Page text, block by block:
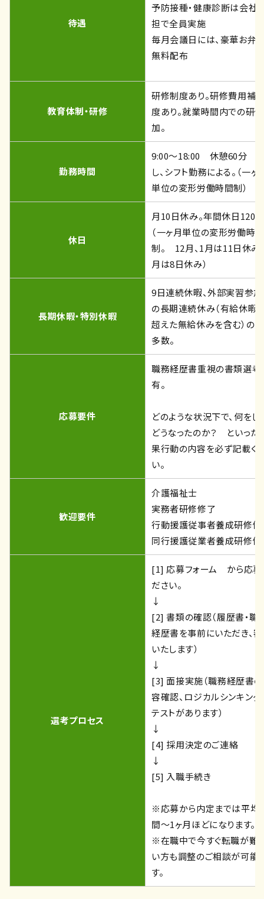
待遇
予防接種・健康診断は会社
担で全員実施
毎月会議日には、豪華お弁
無料配布
教育体制・研修
研修制度あり。研修費用補
度あり。就業時間内での研
加。
勤務時間
9:00～18:00 休憩60分
し、シフト勤務による。（一ヶ
単位の変形労働時間制）
休日
月10日休み。年間休日120
（一ヶ月単位の変形労働時間
制。 12月、1月は11日休み
月は8日休み）
長期休暇・特別休暇
9日連続休暇、外部実習参
の長期連続休み（有給休暇
超えた無給休みを含む）の
多数。
応募要件
職務経歴書重視の書類選考
有。
どのような状況下で、何をし
どうなったのか？ といった
果行動の内容を必ず記載く
い。
歓迎要件
介護福祉士
実務者研修修了
行動援護従事者養成研修修
同行援護従業者養成研修修
選考プロセス
[1] 応募フォーム から応募
ださい。
↓
[2] 書類の確認（履歴書・職
経歴書を事前にいただき、
いたします）
↓
[3] 面接実施（職務経歴書
容確認、ロジカルシンキング
テストがあります）
↓
[4] 採用決定のご連絡
↓
[5] 入職手続き
※応募から内定までは平均
間～1ヶ月ほどになります。
※在職中で今すぐ転職が難
い方も調整のご相談が可能
す。